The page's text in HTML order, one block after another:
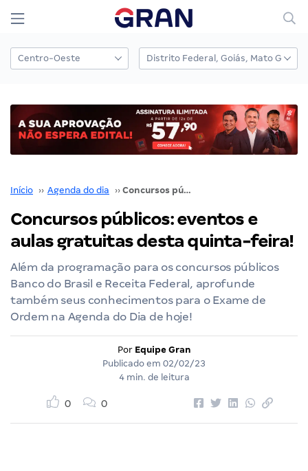
Início ›› Agenda do dia ›› Concursos públicos: eventos e aulas gratuitas desta quinta-feira!
Concursos públicos: eventos e
aulas gratuitas desta quinta-feira!
Além da programação para os concursos públicos
Banco do Brasil e Receita Federal, aprofunde
também seus conhecimentos para o Exame de
Ordem na Agenda do Dia de hoje!
Por Equipe Gran
Publicado em 02/02/23
4 min. de leitura
0 0